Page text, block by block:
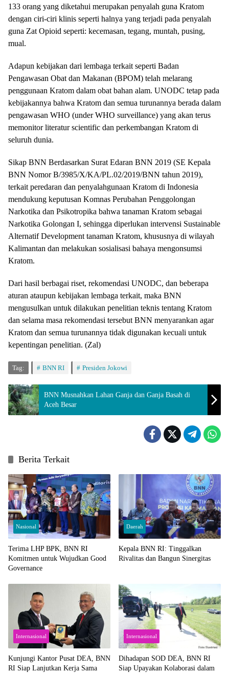
133 orang yang diketahui merupakan penyalah guna Kratom
dengan ciri-ciri klinis seperti halnya yang terjadi pada penyalah
guna Zat Opioid seperti: kecemasan, tegang, muntah, pusing,
mual.
Adapun kebijakan dari lembaga terkait seperti Badan
Pengawasan Obat dan Makanan (BPOM) telah melarang
penggunaan Kratom dalam obat bahan alam. UNODC tetap pada
kebijakannya bahwa Kratom dan semua turunannya berada dalam
pengawasan WHO (under WHO surveillance) yang akan terus
memonitor literatur scientific dan perkembangan Kratom di
seluruh dunia.
Sikap BNN Berdasarkan Surat Edaran BNN 2019 (SE Kepala
BNN Nomor B/3985/X/KA/PL.02/2019/BNN tahun 2019),
terkait peredaran dan penyalahgunaan Kratom di Indonesia
mendukung keputusan Komnas Perubahan Penggolongan
Narkotika dan Psikotropika bahwa tanaman Kratom sebagai
Narkotika Golongan I, sehingga diperlukan intervensi Sustainable
Alternatif Development tanaman Kratom, khususnya di wilayah
Kalimantan dan melakukan sosialisasi bahaya mengonsumsi
Kratom.
Dari hasil berbagai riset, rekomendasi UNODC, dan beberapa
aturan ataupun kebijakan lembaga terkait, maka BNN
mengusulkan untuk dilakukan penelitian teknis tentang Kratom
dan selama masa rekomendasi tersebut BNN menyarankan agar
Kratom dan semua turunannya tidak digunakan kecuali untuk
kepentingan penelitian. (Zal)
Tag: BNN RI Presiden Jokowi
BNN Musnahkan Lahan Ganja dan Ganja Basah di
Aceh Besar
Berita Terkait
Nasional
Terima LHP BPK, BNN RI
Komitmen untuk Wujudkan Good
Governance
Daerah
Kepala BNN RI: Tinggalkan
Rivalitas dan Bangun Sinergitas
Internasional
Kunjungi Kantor Pusat DEA, BNN
RI Siap Lanjutkan Kerja Sama
Internasional
Dihadapan SOD DEA, BNN RI
Siap Upayakan Kolaborasi dalam